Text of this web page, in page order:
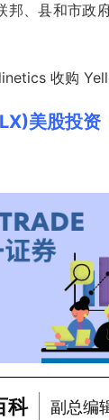
、县和市政
收购
美股投资
科 副总编